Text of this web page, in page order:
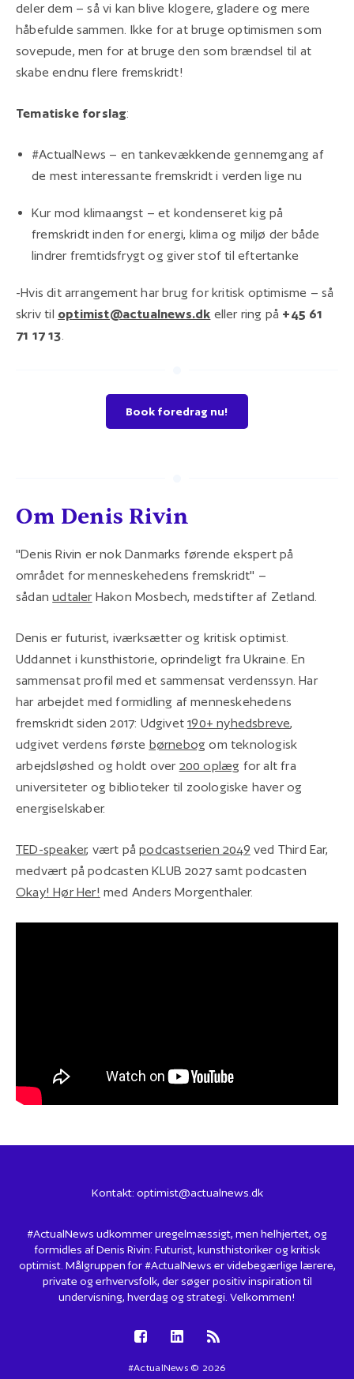
deler dem – så vi kan blive klogere, gladere og mere
håbefulde sammen. Ikke for at bruge optimismen som
sovepude, men for at bruge den som brændsel til at
skabe endnu flere fremskridt!
Tematiske forslag:
#ActualNews – en tankevækkende gennemgang af
de mest interessante fremskridt i verden lige nu
Kur mod klimaangst – et kondenseret kig på
fremskridt inden for energi, klima og miljø der både
lindrer fremtidsfrygt og giver stof til eftertanke
-Hvis dit arrangement har brug for kritisk optimisme – så
skriv til optimist@actualnews.dk eller ring på +45 61
71 17 13.
Book foredrag nu!
Om Denis Rivin
"Denis Rivin er nok Danmarks førende ekspert på
området for menneskehedens fremskridt" –
sådanudtalerHakon Mosbech, medstifter af Zetland.
Denis er futurist, iværksætter og kritisk optimist.
Uddannet i kunsthistorie, oprindeligt fra Ukraine. En
sammensat profil med et sammensat verdenssyn. Har
har arbejdet med formidling af menneskehedens
fremskridt siden 2017: Udgivet190+ nyhedsbreve,
udgivet verdens første børnebog om teknologisk
arbejdsløshed og holdt over 200 oplæg for alt fra
universiteter og biblioteker til zoologiske haver og
energiselskaber.
TED-speaker, vært påpodcastserien 2049 ved Third Ear,
medvært på podcasten KLUB 2027 samt podcasten
Okay! Hør Her! med Anders Morgenthaler.
Kontakt: optimist@actualnews.dk
#ActualNews udkommer uregelmæssigt, men helhjertet, og
formidles af Denis Rivin: Futurist, kunsthistoriker og kritisk
optimist. Målgruppen for #ActualNews er videbegærlige lærere,
private og erhvervsfolk, der søger positiv inspiration til
undervisning, hverdag og strategi. Velkommen!
#ActualNews © 2026